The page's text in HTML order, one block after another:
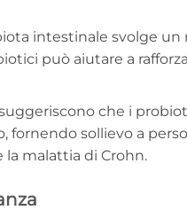
intestinale svolge un
può aiutare a
che i
fornendo sollievo a
malattia di Crohn.